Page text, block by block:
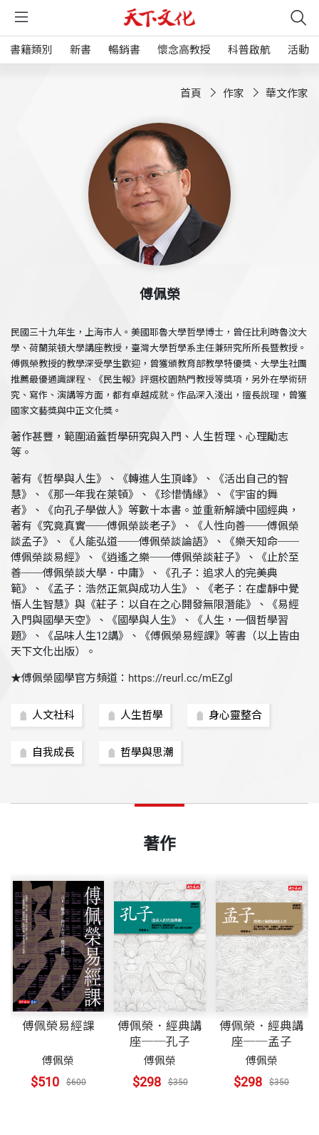
書籍類別 新書 暢銷書 懷念高教授 科普啟航 活動
首頁 作家 華文作家
傅佩榮
民國三十九年生，上海市人。美國耶魯大學哲學博士，曾任比利時魯汶大
學、荷蘭萊頓大學講座教授，臺灣大學哲學系主任兼研究所所長暨教授。
傅佩榮教授的教學深受學生歡迎，曾獲頒教育部教學特優獎、大學生社團
推薦最優通識課程、《民生報》評選校園熱門教授等獎項，另外在學術研
究、寫作、演講等方面，都有卓越成就。作品深入淺出，擅長說理，曾獲
國家文藝獎與中正文化獎。
著作甚豐，範圍涵蓋哲學研究與入門、人生哲理、心理勵志
等。
著有《哲學與人生》、《轉進人生頂峰》、《活出自己的智
慧》、《那一年我在萊頓》、《珍惜情緣》、《宇宙的舞
者》、《向孔子學做人》等數十本書。並重新解讀中國經典，
著有《究竟真實──傅佩榮談老子》、《人性向善──傅佩榮
談孟子》、《人能弘道──傅佩榮談論語》、《樂天知命──
傅佩榮談易經》、《逍遙之樂──傅佩榮談莊子》、《止於至
善──傅佩榮談大學．中庸》、《孔子：追求人的完美典
範》、《孟子：浩然正氣與成功人生》、《老子：在虛靜中覺
悟人生智慧》與《莊子：以自在之心開發無限潛能》、《易經
入門與國學天空》、《國學與人生》、《人生，一個哲學習
題》、《品味人生12講》、《傅佩榮易經課》等書（以上皆由
天下文化出版）。
★傅佩榮國學官方頻道： https://reurl.cc/mEZgl
人文社科 人生哲學 身心靈整合
自我成長 哲學與思潮
著作
傅佩榮易經課
傅佩榮
$510 $600
傅佩榮．經典講
座──孔子
傅佩榮
$298 $350
傅佩榮．經典講
座──孟子
傅佩榮
$298 $350